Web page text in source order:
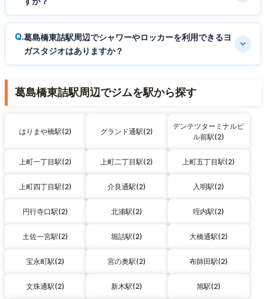
葛島橋東詰駅周辺でシャワーやロッカーを利用できるヨ
ガスタジオはありますか？
葛島橋東詰駅周辺でジムを駅から探す
はりまや橋駅(2) グランド通駅(2)
デンテツターミナルビ
ル前駅(2)
上町一丁目駅(2) 上町二丁目駅(2) 上町五丁目駅(2)
上町四丁目駅(2) 介良通駅(2) 入明駅(2)
円行寺口駅(2) 北浦駅(2) 咥内駅(2)
土佐一宮駅(2) 堀詰駅(2) 大橋通駅(2)
宝永町駅(2) 宮の奥駅(2) 布師田駅(2)
文珠通駅(2) 新木駅(2) 旭駅(2)